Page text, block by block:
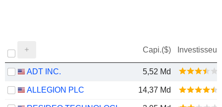
Capi.($) Investisseur
ADT INC. 5,52 Md
ALLEGION PLC 14,37 Md